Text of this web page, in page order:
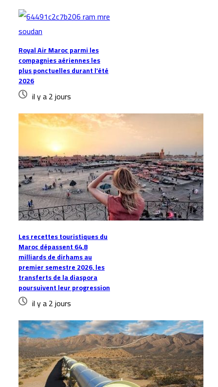
Royal Air Maroc parmi les
compagnies aériennes les
plus ponctuelles durant l’été
2026
il y a 2 jours
Les recettes touristiques du
Maroc dépassent 64,8
milliards de dirhams au
premier semestre 2026, les
transferts de la diaspora
poursuivent leur progression
il y a 2 jours